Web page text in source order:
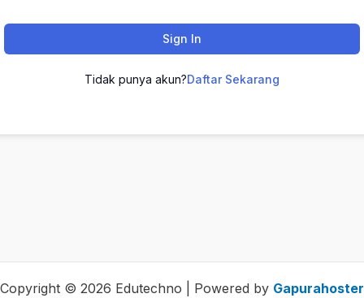
Sign In
Tidak punya akun?Daftar Sekarang
Copyright © 2026 Edutechno | Powered by Gapurahoster